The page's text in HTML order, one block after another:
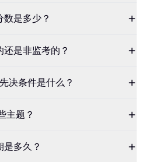
是多少？
是非监考的？
决条件是什么？
主题？
多久？